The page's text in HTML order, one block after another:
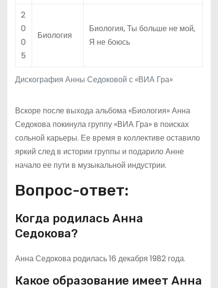
Дискография Анны Седоковой с «ВИА Гра»
2
0
0
5
Биология
Биология, Ты больше не мой,
Я не боюсь
Вскоре после выхода альбома «Биология» Анна
Седокова покинула группу «ВИА Гра» в поисках
сольной карьеры. Ее время в коллективе оставило
яркий след в истории группы и подарило Анне
начало ее пути в музыкальной индустрии.
Вопрос-ответ:
Когда родилась Анна
Седокова?
Анна Седокова родилась 16 декабря 1982 года.
Какое образование имеет Анна